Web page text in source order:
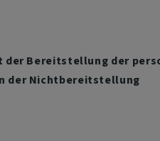
Bereitstellung der
der Nichtbereitstellung